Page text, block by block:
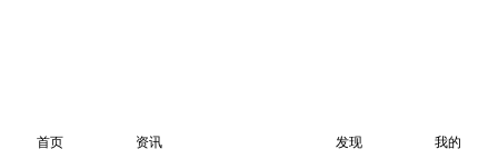
首页 资讯 发现 我的